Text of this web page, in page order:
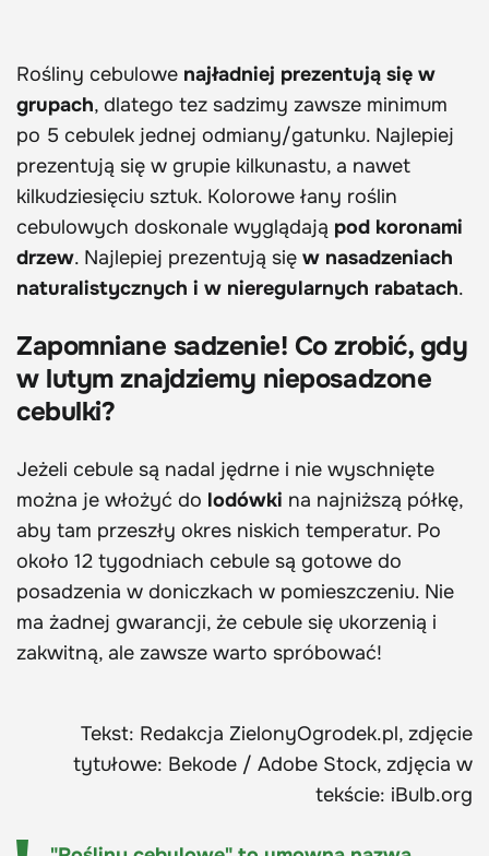
Rośliny cebulowe najładniej prezentują się w
grupach, dlatego tez sadzimy zawsze minimum
po 5 cebulek jednej odmiany/gatunku. Najlepiej
prezentują się w grupie kilkunastu, a nawet
kilkudziesięciu sztuk. Kolorowe łany roślin
cebulowych doskonale wyglądają pod koronami
drzew. Najlepiej prezentują się w nasadzeniach
naturalistycznych i w nieregularnych rabatach.
Zapomniane sadzenie! Co zrobić, gdy
w lutym znajdziemy nieposadzone
cebulki?
Jeżeli cebule są nadal jędrne i nie wyschnięte
można je włożyć do lodówki na najniższą półkę,
aby tam przeszły okres niskich temperatur. Po
około 12 tygodniach cebule są gotowe do
posadzenia w doniczkach w pomieszczeniu. Nie
ma żadnej gwarancji, że cebule się ukorzenią i
zakwitną, ale zawsze warto spróbować!
Tekst: Redakcja ZielonyOgrodek.pl, zdjęcie
tytułowe: Bekode / Adobe Stock, zdjęcia w
tekście: iBulb.org